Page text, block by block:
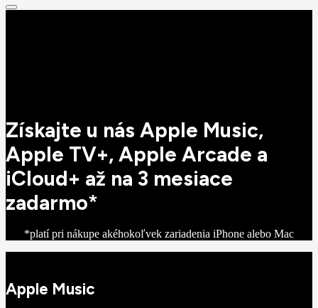
Získajte u nás Apple Music,
Apple TV+, Apple Arcade a
iCloud+ až na 3 mesiace
zadarmo*
*platí pri nákupe akéhokoľvek zariadenia iPhone alebo Mac
Apple Music